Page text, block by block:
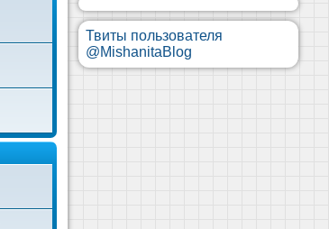
Твиты пользователя
@MishanitaBlog